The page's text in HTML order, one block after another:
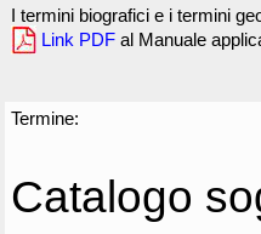
I termini biografici e i termini
Link PDF al Manuale
Termine:
Catalogo